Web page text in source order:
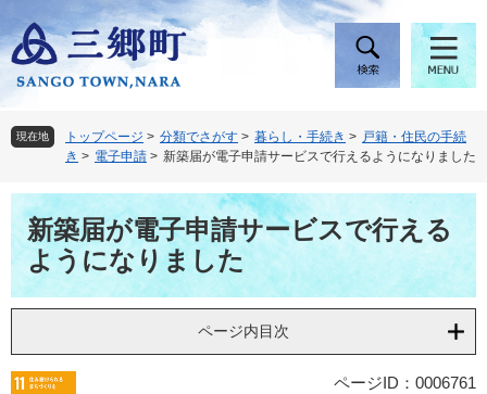
ー
ジ
頭
で
。
ニ
ュ
飛
ば
て
へ
現在地 トップページ > 分類でさがす > 暮らし・手続き > 戸籍・住民の手続
き > 電子申請 > 新築届が電子申請サービスで行えるようになりました
新築届が電子申請サービスで行える
ようになりました
ページ内目次
ページID：0006761